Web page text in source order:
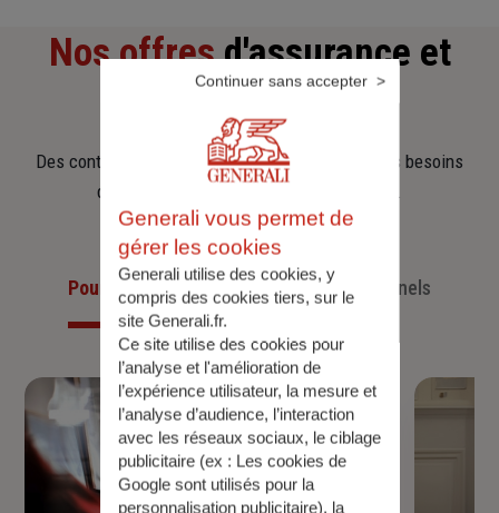
Nos offresd'assurance et
d'épargne
Des contrats clairs et flexibles pour sécuriser vos besoins
d’aujourd’hui et anticiper ceux de demain.
Pour les particuliersPour les professionnels
Generali vous permet de
gérer les cookies
Generali utilise des cookies, y
compris des cookies tiers, sur le
site Generali.fr.
Ce site utilise des cookies pour
l’analyse et l'amélioration de
l’expérience utilisateur, la mesure et
l’analyse d’audience, l’interaction
avec les réseaux sociaux, le ciblage
publicitaire (ex : Les cookies de
Google sont utilisés pour la
personnalisation publicitaire), la
Continuer sans accepter